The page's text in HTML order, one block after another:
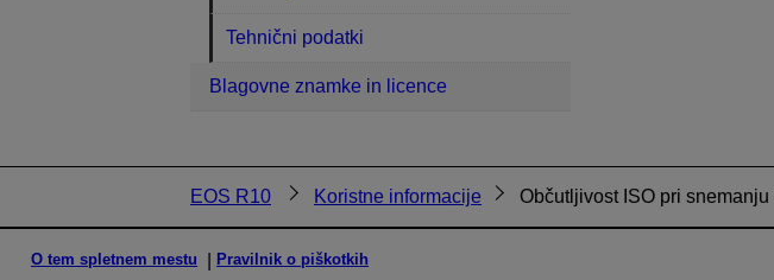
Tehnični podatki
Blagovne znamke in licence
EOS R10 Koristne informacije Občutljivost ISO pri snemanju
O tem spletnem mestu Pravilnik o piškotkih